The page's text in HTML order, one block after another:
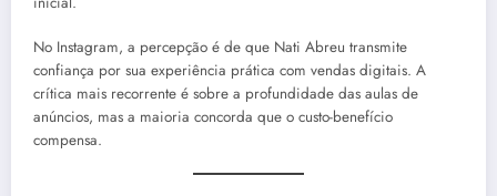
No Instagram, a percepção é de que Nati Abreu transmite
confiança por sua experiência prática com vendas digitais. A
crítica mais recorrente é sobre a profundidade das aulas de
anúncios, mas a maioria concorda que o custo-benefício
compensa.